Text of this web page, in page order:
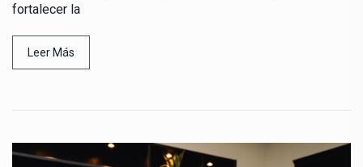
fortalecer la
Leer Más